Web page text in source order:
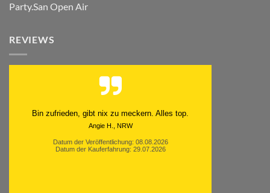
Party.San Open Air
REVIEWS
Schnell. Zuverlässig. Klasse.
Datum der Veröffentlichung: 05.08.2026
Datum der Kauferfahrung: 29.07.2026